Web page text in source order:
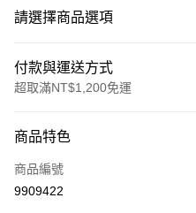
請選擇商品選項
付款與運送方式
超取滿NT$1,200免運
信用卡一次付款
超商取貨付款
商品特色
商品編號
9909422